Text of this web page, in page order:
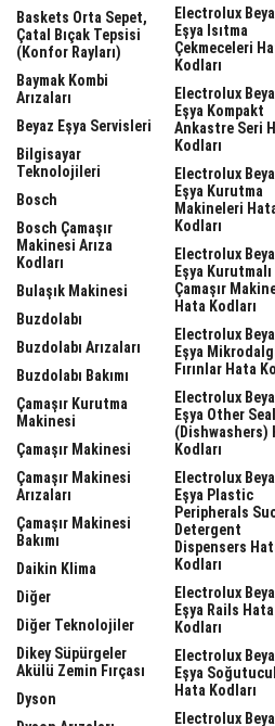
Baskets Orta Sepet,
Çatal Bıçak Tepsisi
(Konfor Rayları)
Baymak Kombi
Arızaları
Beyaz Eşya Servisleri
Bilgisayar
Teknolojileri
Bosch
Bosch Çamaşır
Makinesi Arıza
Kodları
Bulaşık Makinesi
Buzdolabı
Buzdolabı Arızaları
Buzdolabı Bakımı
Çamaşır Kurutma
Makinesi
Çamaşır Makinesi
Çamaşır Makinesi
Arızaları
Çamaşır Makinesi
Bakımı
Daikin Klima
Diğer
Diğer Teknolojiler
Dikey Süpürgeler
Akülü Zemin Fırçası
Dyson
Electrolux
Eşya Isıtma
Çekmeceleri
Kodları
Electrolux
Eşya Kompakt
Ankastre Seri
Kodları
Electrolux
Eşya Kurutma
Makineleri
Kodları
Electrolux
Eşya Kurutmalı
Çamaşır
Hata Kodları
Electrolux
Eşya
Fırınlar Hata
Electrolux
Eşya Other
(dishwashers)
Kodları
Electrolux
Eşya Plastic
Peripherals
Detergent
Dispensers
Kodları
Electrolux
Eşya Rails Hata
Kodları
Electrolux
Eşya
Hata Kodları
Electrolux